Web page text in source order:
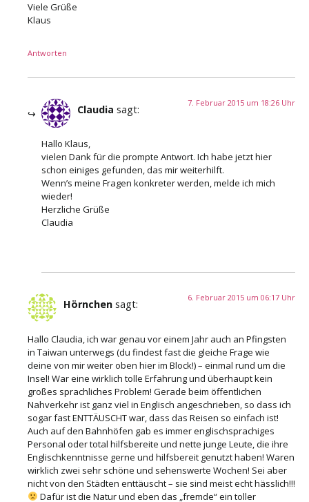
Viele Grüße
Klaus
Antworten
Claudia sagt:
7. Februar 2015 um 18:26 Uhr
Hallo Klaus,
vielen Dank für die prompte Antwort. Ich habe jetzt hier
schon einiges gefunden, das mir weiterhilft.
Wenn’s meine Fragen konkreter werden, melde ich mich
wieder!
Herzliche Grüße
Claudia
Hörnchen sagt:
6. Februar 2015 um 06:17 Uhr
Hallo Claudia, ich war genau vor einem Jahr auch an Pfingsten
in Taiwan unterwegs (du findest fast die gleiche Frage wie
deine von mir weiter oben hier im Block!) – einmal rund um die
Insel! War eine wirklich tolle Erfahrung und überhaupt kein
großes sprachliches Problem! Gerade beim öffentlichen
Nahverkehr ist ganz viel in Englisch angeschrieben, so dass ich
sogar fast ENTTÄUSCHT war, dass das Reisen so einfach ist!
Auch auf den Bahnhöfen gab es immer englischsprachiges
Personal oder total hilfsbereite und nette junge Leute, die ihre
Englischkenntnisse gerne und hilfsbereit genutzt haben! Waren
wirklich zwei sehr schöne und sehenswerte Wochen! Sei aber
nicht von den Städten enttäuscht – sie sind meist echt hässlich!!!
Dafür ist die Natur und eben das „fremde“ ein toller